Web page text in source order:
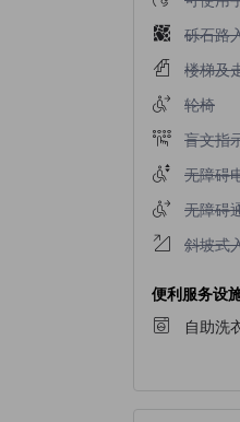
不提供砾
砾石路
不提供
楼梯及
不提供轮
轮椅
不提供
盲文指
不提供无
无障碍
不提供无
无障碍
不提供斜
斜坡式
便利服务设
自助洗